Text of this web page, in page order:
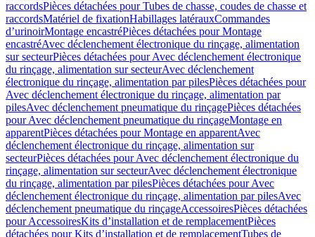
raccordsPièces détachées pour Tubes de chasse, coudes de chasse et
raccordsMatériel de fixationHabillages latérauxCommandes
dʼurinoirMontage encastréPièces détachées pour Montage
encastréAvec déclenchement électronique du rinçage, alimentation
sur secteurPièces détachées pour Avec déclenchement électronique
du rinçage, alimentation sur secteurAvec déclenchement
électronique du rinçage, alimentation par pilesPièces détachées pour
Avec déclenchement électronique du rinçage, alimentation par
pilesAvec déclenchement pneumatique du rinçagePièces détachées
pour Avec déclenchement pneumatique du rinçageMontage en
apparentPièces détachées pour Montage en apparentAvec
déclenchement électronique du rinçage, alimentation sur
secteurPièces détachées pour Avec déclenchement électronique du
rinçage, alimentation sur secteurAvec déclenchement électronique
du rinçage, alimentation par pilesPièces détachées pour Avec
déclenchement électronique du rinçage, alimentation par pilesAvec
déclenchement pneumatique du rinçageAccessoiresPièces détachées
pour AccessoiresKits d’installation et de remplacementPièces
détachées pour Kits d’installation et de remplacementTubes de